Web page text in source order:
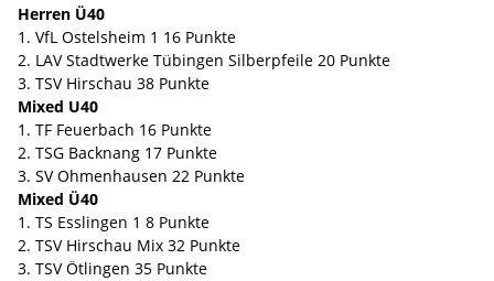
Herren Ü40
1. VfL Ostelsheim 1 16 Punkte
2. LAV Stadtwerke Tübingen Silberpfeile 20 Punkte
3. TSV Hirschau 38 Punkte
Mixed U40
1. TF Feuerbach 16 Punkte
2. TSG Backnang 17 Punkte
3. SV Ohmenhausen 22 Punkte
Mixed Ü40
1. TS Esslingen 1 8 Punkte
2. TSV Hirschau Mix 32 Punkte
3. TSV Ötlingen 35 Punkte